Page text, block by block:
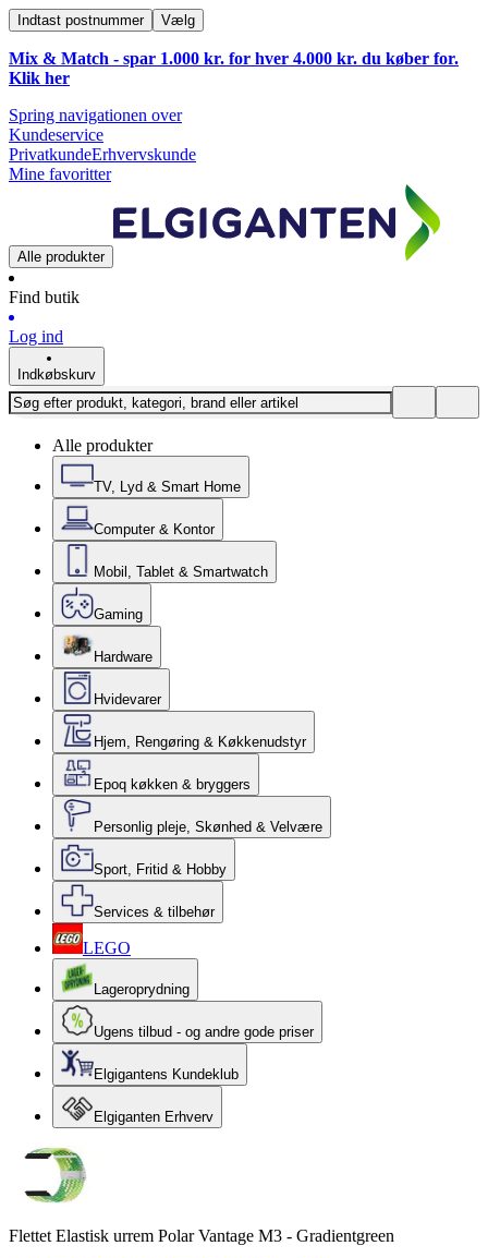
Indtast postnummer Vælg
Mix & Match - spar 1.000 kr. for hver 4.000 kr. du køber for.
Klik her
Spring navigationen over
Kundeservice
PrivatkundeErhvervskunde
Mine favoritter
Alle produkter
Find butik
Log ind
Indkøbskurv
Alle produkter
TV, Lyd & Smart Home
Computer & Kontor
Mobil, Tablet & Smartwatch
Gaming
Hardware
Hvidevarer
Hjem, Rengøring & Køkkenudstyr
Epoq køkken & bryggers
Personlig pleje, Skønhed & Velvære
Sport, Fritid & Hobby
Services & tilbehør
LEGO
Lageroprydning
Ugens tilbud - og andre gode priser
Elgigantens Kundeklub
Elgiganten Erhverv
Flettet Elastisk urrem Polar Vantage M3 - Gradientgreen